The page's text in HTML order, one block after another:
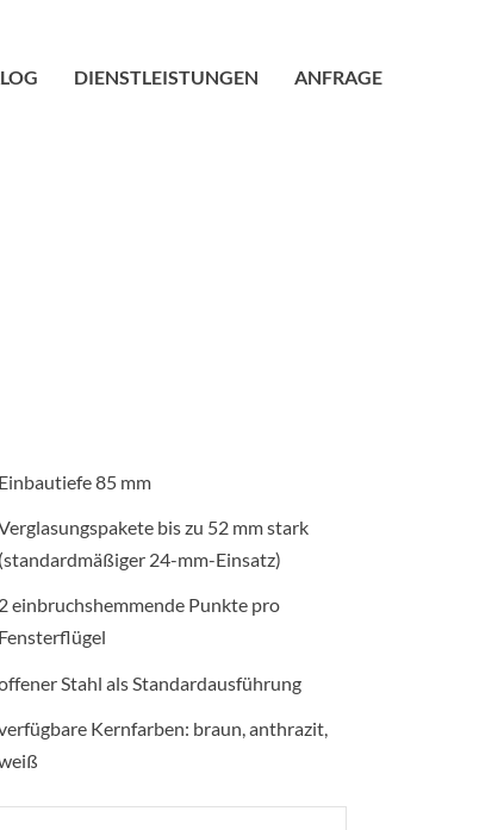
DIENSTLEISTUNGEN ANFRAGE
Einbautiefe 85 mm
bis zu 52 mm stark
(standardmäßiger 24-mm-Einsatz)
2 einbruchshemmende Punkte pro
Fensterflügel
Stahl als Standardausführung
Kernfarben: braun, anthrazit,